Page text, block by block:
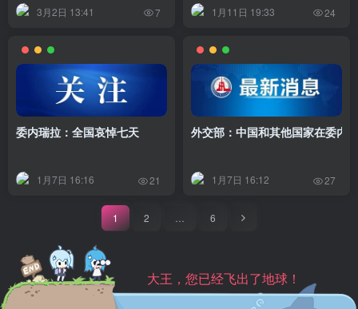
3月2日 13:41 7 1月11日 19:33 24
委内瑞拉：全国哀悼七天
1月7日 16:16 21
外交部：中国和其他国家在委内
1月7日 16:12 27
1 2 6
大王，您已经飞出了地球！